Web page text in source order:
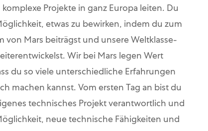
Projekte in ganz Europa leiten. Du
etwas zu bewirken, indem du zum
von Mars beiträgst und unsere Weltklasse-
Wir bei Mars legen Wert
du so viele unterschiedliche Erfahrungen
machen kannst. Vom ersten Tag an bist du
technisches Projekt verantwortlich und
neue technische Fähigkeiten und